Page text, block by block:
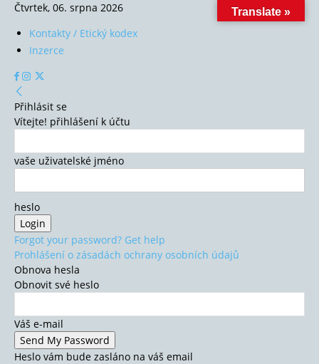
Čtvrtek, 06. srpna 2026
Kontakty / Etický kodex
Inzerce
Přihlásit se
Vítejte! přihlášení k účtu
vaše uživatelské jméno
heslo
Forgot your password? Get help
Prohlášení o zásadách ochrany osobních údajů
Obnova hesla
Obnovit své heslo
Váš e-mail
Heslo vám bude zasláno na váš email
Translate »